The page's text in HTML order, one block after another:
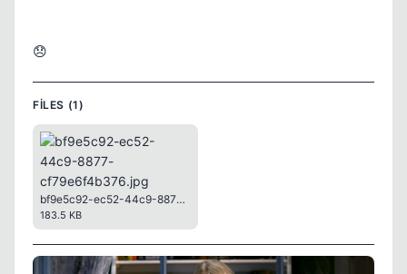
😞
FILES (1)
bf9e5c92-ec52-44c9-8877-cf79e6f4b376.jpg
183.5 KB